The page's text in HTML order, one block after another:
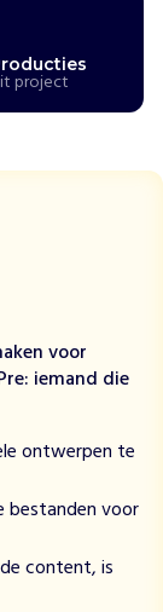
project
voor
iemand die
ontwerpen te
bestanden voor
content, is